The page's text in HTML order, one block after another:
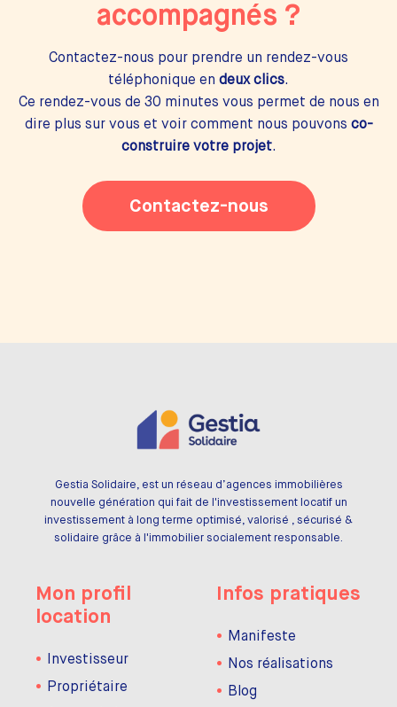
accompagnés ?
Contactez-nous pour prendre un rendez-vous
téléphonique en deux clics.
Ce rendez-vous de 30 minutes vous permet de nous en
dire plus sur vous et voir comment nous pouvons co-
construire votre projet.
Contactez-nous
Gestia Solidaire, est un réseau d’agences immobilières
nouvelle génération qui fait de l'investissement locatif un
investissement à long terme optimisé, valorisé , sécurisé &
solidaire grâce à l'immobilier socialement responsable.
Mon profil
location
Investisseur
Propriétaire
Infos pratiques
Manifeste
Nos réalisations
Blog